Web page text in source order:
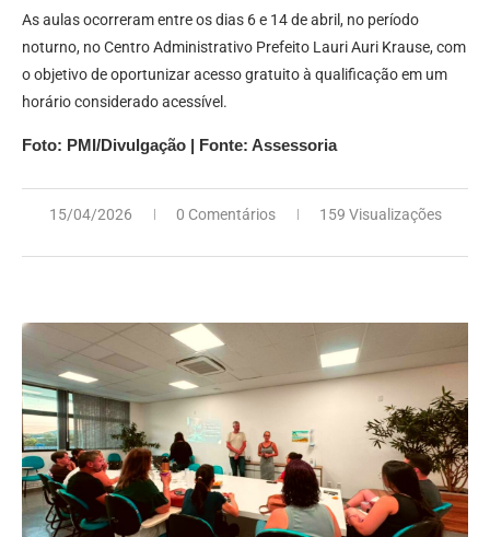
As aulas ocorreram entre os dias 6 e 14 de abril, no período
noturno, no Centro Administrativo Prefeito Lauri Auri Krause, com
o objetivo de oportunizar acesso gratuito à qualificação em um
horário considerado acessível.
Foto: PMI/Divulgação | Fonte: Assessoria
15/04/2026 0 Comentários 159 Visualizações